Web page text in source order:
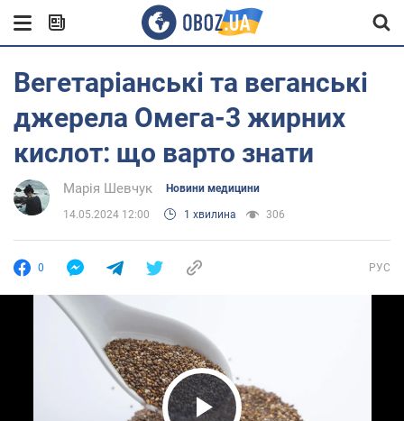
Вегетаріанські та веганські
джерела Омега-3 жирних
кислот: що варто знати
Марія Шевчук Новини медицини
14.05.2024 12:00 1 хвилина 306
0 РУС